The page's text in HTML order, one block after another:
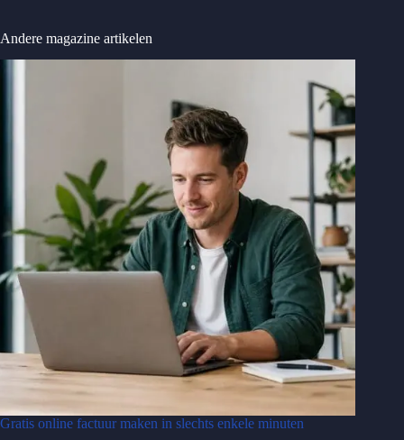
Andere magazine artikelen
Gratis online factuur maken in slechts enkele minuten